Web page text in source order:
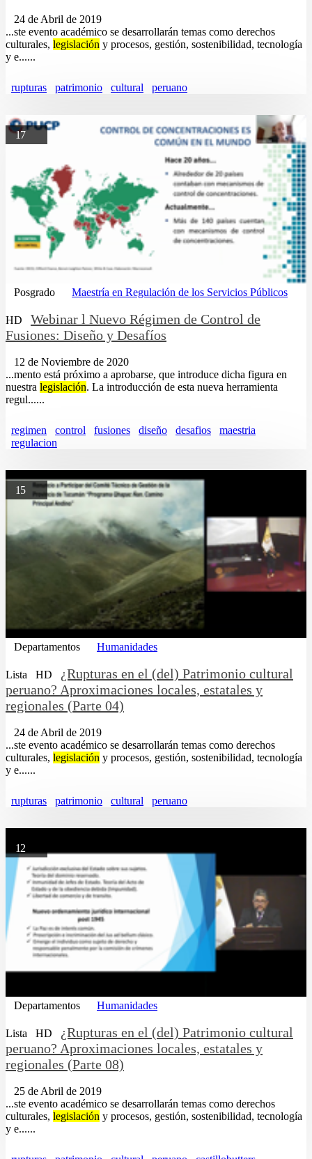
24 de Abril de 2019
...ste evento académico se desarrollarán temas como derechos
culturales, legislación y procesos, gestión, sostenibilidad, tecnología
y e......
rupturas patrimonio cultural peruano
17
Posgrado Maestría en Regulación de los Servicios Públicos
HD
Webinar l Nuevo Régimen de Control de
Fusiones: Diseño y Desafíos
12 de Noviembre de 2020
...mento está próximo a aprobarse, que introduce dicha figura en
nuestra legislación. La introducción de esta nueva herramienta
regul......
regimen control fusiones diseño desafios
maestria
regulacion
15
Departamentos Humanidades
Lista HD
¿Rupturas en el (del) Patrimonio cultural
peruano? Aproximaciones locales, estatales y
regionales (Parte 04)
24 de Abril de 2019
...ste evento académico se desarrollarán temas como derechos
culturales, legislación y procesos, gestión, sostenibilidad, tecnología
y e......
rupturas patrimonio cultural peruano
12
Departamentos Humanidades
Lista HD
¿Rupturas en el (del) Patrimonio cultural
peruano? Aproximaciones locales, estatales y
regionales (Parte 08)
25 de Abril de 2019
...ste evento académico se desarrollarán temas como derechos
culturales, legislación y procesos, gestión, sostenibilidad, tecnología
y e......